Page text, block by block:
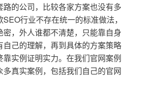
路的公司，比较各家方案也没有多
行业不存在统一的标准做法，
密，外人谁都不清楚，只能靠自身
自己的理解，再到具体的方案策略
实例证明实力。在我们官网案例
真实案例，包括我们自己的官网